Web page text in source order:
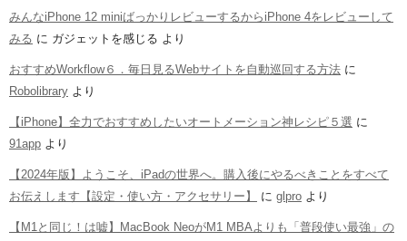
みんなiPhone 12 miniばっかりレビューするからiPhone 4をレビューして
みる に ガジェットを感じる より
おすすめWorkflow６．毎日見るWebサイトを自動巡回する方法 に
Robolibrary より
【iPhone】全力でおすすめしたいオートメーション神レシピ５選 に
91app より
【2024年版】ようこそ、iPadの世界へ。購入後にやるべきことをすべて
お伝えします【設定・使い方・アクセサリー】
に glpro より
【M1と同じ！は嘘】MacBook NeoがM1 MBAよりも「普段使い最強」の